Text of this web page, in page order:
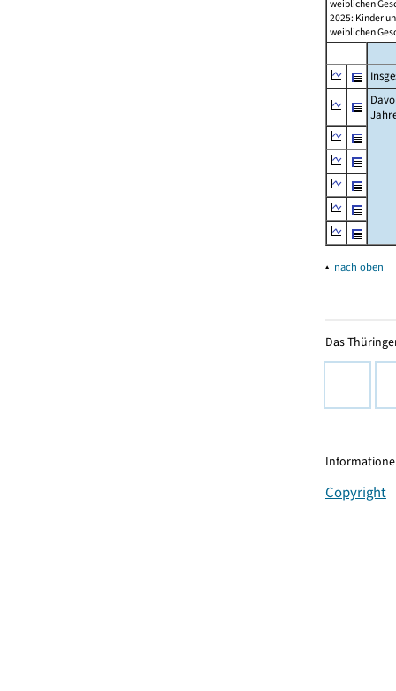
weiblichen
2025: Kinder
weiblichen
▴ nach oben
Das
Copyright